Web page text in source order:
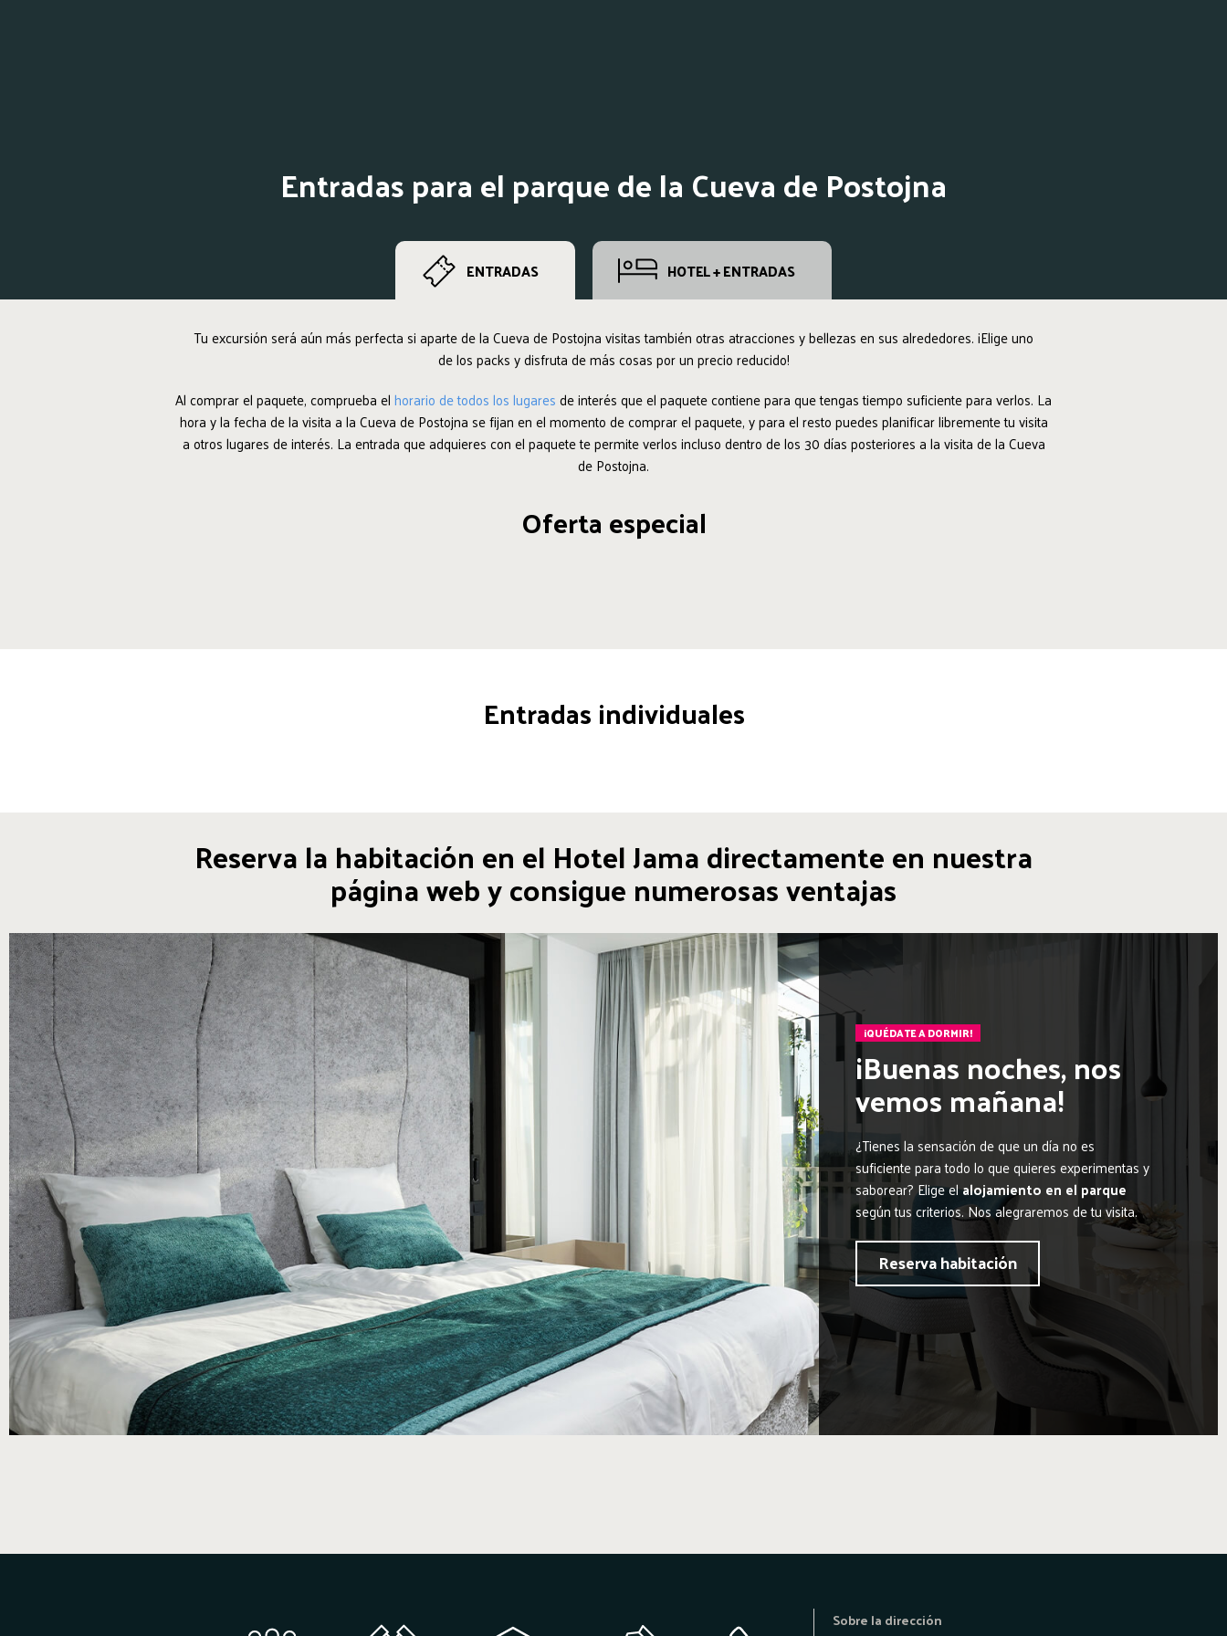
Entradas para el parque de la Cueva de Postojna
ENTRADAS HOTEL + ENTRADAS
Tu excursión será aún más perfecta si aparte de la Cueva de Postojna visitas también otras atracciones y bellezas en sus alrededores. ¡Elige uno
de los packs y disfruta de más cosas por un precio reducido!
Al comprar el paquete, comprueba elhorario de todos los lugaresde interés que el paquete contiene para que tengas tiempo suficiente para verlos. La
hora y la fecha de la visita a la Cueva de Postojna se fijan en el momento de comprar el paquete, y para el resto puedes planificar libremente tu visita
a otros lugares de interés. La entrada que adquieres con el paquete te permite verlos incluso dentro de los 30 días posteriores a la visita de la Cueva
de Postojna.
Oferta especial
Entradas individuales
Reserva la habitación en el Hotel Jama directamente en nuestra
página web y consigue numerosas ventajas
¡QUÉDATE A DORMIR!
¡Buenas noches, nos
vemos mañana!
¿Tienes la sensación de que un día no es
suficiente para todo lo que quieres experimentas y
saborear? Elige elalojamiento en el parque
según tus criterios. Nos alegraremos de tu visita.
Reserva habitación
Sobre la dirección